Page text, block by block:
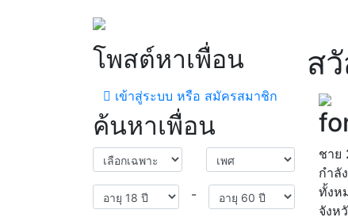
โพสต์หาเพื่อน
เข้าสู่ระบบ หรือ สมัครสมาชิก
ค้นหาเพื่อน
-
ส
ชาย
กำลั
ทั้งห
จังห